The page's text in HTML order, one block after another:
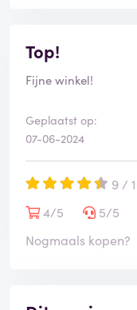
Top!
Fijne winkel!
Geplaatst op:
07-06-2024
9 /
4/5
5/5
Nogmaals kopen?